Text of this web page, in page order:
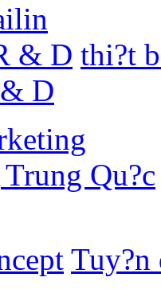
& D thi?t
D
Qu?c
Tuy?n